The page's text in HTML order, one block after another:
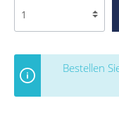
Bestellen